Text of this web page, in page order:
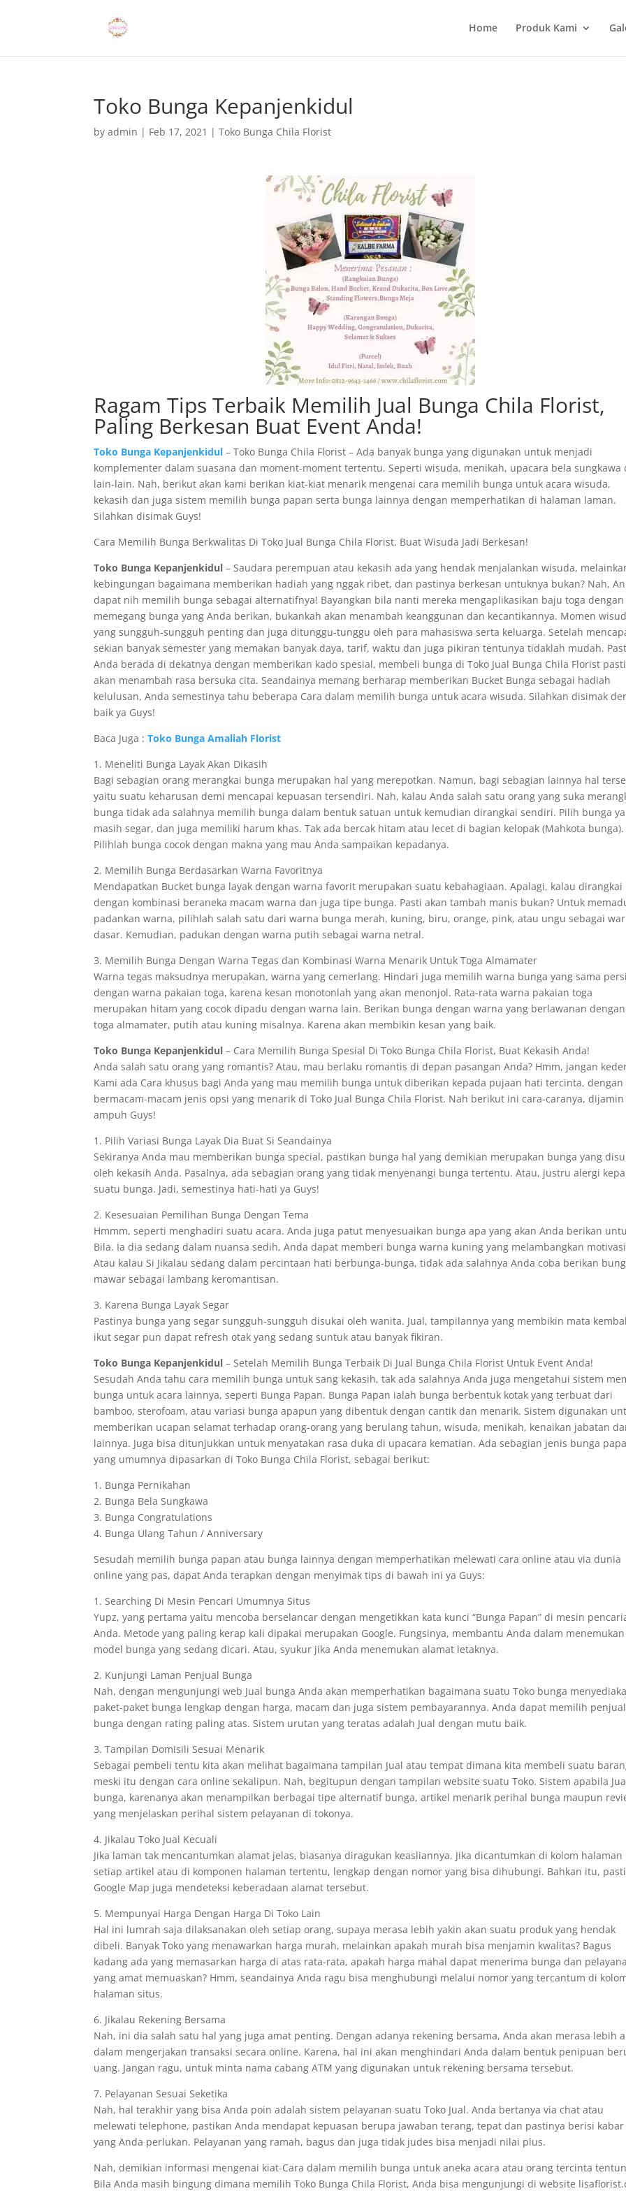
Home Produk Kami
Toko Bunga Kepanjenkidul
byadmin | Feb 17, 2021 |Toko Bunga Chila Florist
Ragam Tips Terbaik Memilih Jual Bunga Chila Florist,
Paling Berkesan Buat Event Anda!
Toko Bunga Kepanjenkidul – Toko Bunga Chila Florist – Ada banyak bunga yang digunakan untuk menjadi
komplementer dalam suasana dan moment-moment tertentu. Seperti wisuda, menikah, upacara bela sungkawa
lain-lain. Nah, berikut akan kami berikan kiat-kiat menarik mengenai cara memilih bunga untuk acara wisuda,
kekasih dan juga sistem memilih bunga papan serta bunga lainnya dengan memperhatikan di halaman laman.
Silahkan disimak Guys!
Cara Memilih Bunga Berkwalitas Di Toko Jual Bunga Chila Florist, Buat Wisuda Jadi Berkesan!
Toko Bunga Kepanjenkidul – Saudara perempuan atau kekasih ada yang hendak menjalankan wisuda,
kebingungan bagaimana memberikan hadiah yang nggak ribet, dan pastinya berkesan untuknya bukan? Nah,
dapat nih memilih bunga sebagai alternatifnya! Bayangkan bila nanti mereka mengaplikasikan baju toga dengan
memegang bunga yang Anda berikan, bukankah akan menambah keanggunan dan kecantikannya. Momen
yang sungguh-sungguh penting dan juga ditunggu-tunggu oleh para mahasiswa serta keluarga. Setelah
sekian banyak semester yang memakan banyak daya, tarif, waktu dan juga pikiran tentunya tidaklah mudah.
Anda berada di dekatnya dengan memberikan kado spesial, membeli bunga di Toko Jual Bunga Chila Florist
akan menambah rasa bersuka cita. Seandainya memang berharap memberikan Bucket Bunga sebagai hadiah
kelulusan, Anda semestinya tahu beberapa Cara dalam memilih bunga untuk acara wisuda. Silahkan disimak
baik ya Guys!
Baca Juga :Toko Bunga Amaliah Florist
1. Meneliti Bunga Layak Akan Dikasih
Bagi sebagian orang merangkai bunga merupakan hal yang merepotkan. Namun, bagi sebagian lainnya hal
yaitu suatu keharusan demi mencapai kepuasan tersendiri. Nah, kalau Anda salah satu orang yang suka
bunga tidak ada salahnya memilih bunga dalam bentuk satuan untuk kemudian dirangkai sendiri. Pilih bunga
masih segar, dan juga memiliki harum khas. Tak ada bercak hitam atau lecet di bagian kelopak (Mahkota bunga).
Pilihlah bunga cocok dengan makna yang mau Anda sampaikan kepadanya.
2. Memilih Bunga Berdasarkan Warna Favoritnya
Mendapatkan Bucket bunga layak dengan warna favorit merupakan suatu kebahagiaan. Apalagi, kalau dirangkai
dengan kombinasi beraneka macam warna dan juga tipe bunga. Pasti akan tambah manis bukan? Untuk
padankan warna, pilihlah salah satu dari warna bunga merah, kuning, biru, orange, pink, atau ungu sebagai
dasar. Kemudian, padukan dengan warna putih sebagai warna netral.
3. Memilih Bunga Dengan Warna Tegas dan Kombinasi Warna Menarik Untuk Toga Almamater
Warna tegas maksudnya merupakan, warna yang cemerlang. Hindari juga memilih warna bunga yang sama
dengan warna pakaian toga, karena kesan monotonlah yang akan menonjol. Rata-rata warna pakaian toga
merupakan hitam yang cocok dipadu dengan warna lain. Berikan bunga dengan warna yang berlawanan dengan
toga almamater, putih atau kuning misalnya. Karena akan membikin kesan yang baik.
Toko Bunga Kepanjenkidul – Cara Memilih Bunga Spesial Di Toko Bunga Chila Florist, Buat Kekasih Anda!
Anda salah satu orang yang romantis? Atau, mau berlaku romantis di depan pasangan Anda? Hmm, jangan
Kami ada Cara khusus bagi Anda yang mau memilih bunga untuk diberikan kepada pujaan hati tercinta, dengan
bermacam-macam jenis opsi yang menarik di Toko Jual Bunga Chila Florist. Nah berikut ini cara-caranya, dijamin
ampuh Guys!
1. Pilih Variasi Bunga Layak Dia Buat Si Seandainya
Sekiranya Anda mau memberikan bunga special, pastikan bunga hal yang demikian merupakan bunga yang
oleh kekasih Anda. Pasalnya, ada sebagian orang yang tidak menyenangi bunga tertentu. Atau, justru alergi
suatu bunga. Jadi, semestinya hati-hati ya Guys!
2. Kesesuaian Pemilihan Bunga Dengan Tema
Hmmm, seperti menghadiri suatu acara. Anda juga patut menyesuaikan bunga apa yang akan Anda berikan
Bila. Ia dia sedang dalam nuansa sedih, Anda dapat memberi bunga warna kuning yang melambangkan
Atau kalau Si Jikalau sedang dalam percintaan hati berbunga-bunga, tidak ada salahnya Anda coba berikan
mawar sebagai lambang keromantisan.
3. Karena Bunga Layak Segar
Pastinya bunga yang segar sungguh-sungguh disukai oleh wanita. Jual, tampilannya yang membikin mata
ikut segar pun dapat refresh otak yang sedang suntuk atau banyak fikiran.
Toko Bunga Kepanjenkidul – Setelah Memilih Bunga Terbaik Di Jual Bunga Chila Florist Untuk Event Anda!
Sesudah Anda tahu cara memilih bunga untuk sang kekasih, tak ada salahnya Anda juga mengetahui sistem
bunga untuk acara lainnya, seperti Bunga Papan. Bunga Papan ialah bunga berbentuk kotak yang terbuat dari
bamboo, sterofoam, atau variasi bunga apapun yang dibentuk dengan cantik dan menarik. Sistem digunakan
memberikan ucapan selamat terhadap orang-orang yang berulang tahun, wisuda, menikah, kenaikan jabatan
lainnya. Juga bisa ditunjukkan untuk menyatakan rasa duka di upacara kematian. Ada sebagian jenis bunga
yang umumnya dipasarkan di Toko Bunga Chila Florist, sebagai berikut:
1. Bunga Pernikahan
2. Bunga Bela Sungkawa
3. Bunga Congratulations
4. Bunga Ulang Tahun / Anniversary
Sesudah memilih bunga papan atau bunga lainnya dengan memperhatikan melewati cara online atau via dunia
online yang pas, dapat Anda terapkan dengan menyimak tips di bawah ini ya Guys:
1. Searching Di Mesin Pencari Umumnya Situs
Yupz, yang pertama yaitu mencoba berselancar dengan mengetikkan kata kunci “Bunga Papan” di mesin
Anda. Metode yang paling kerap kali dipakai merupakan Google. Fungsinya, membantu Anda dalam menemukan
model bunga yang sedang dicari. Atau, syukur jika Anda menemukan alamat letaknya.
2. Kunjungi Laman Penjual Bunga
Nah, dengan mengunjungi web Jual bunga Anda akan memperhatikan bagaimana suatu Toko bunga
paket-paket bunga lengkap dengan harga, macam dan juga sistem pembayarannya. Anda dapat memilih penjual
bunga dengan rating paling atas. Sistem urutan yang teratas adalah Jual dengan mutu baik.
3. Tampilan Domisili Sesuai Menarik
Sebagai pembeli tentu kita akan melihat bagaimana tampilan Jual atau tempat dimana kita membeli suatu
meski itu dengan cara online sekalipun. Nah, begitupun dengan tampilan website suatu Toko. Sistem apabila
bunga, karenanya akan menampilkan berbagai tipe alternatif bunga, artikel menarik perihal bunga maupun
yang menjelaskan perihal sistem pelayanan di tokonya.
4. Jikalau Toko Jual Kecuali
Jika laman tak mencantumkan alamat jelas, biasanya diragukan keasliannya. Jika dicantumkan di kolom halaman
setiap artikel atau di komponen halaman tertentu, lengkap dengan nomor yang bisa dihubungi. Bahkan itu,
Google Map juga mendeteksi keberadaan alamat tersebut.
5. Mempunyai Harga Dengan Harga Di Toko Lain
Hal ini lumrah saja dilaksanakan oleh setiap orang, supaya merasa lebih yakin akan suatu produk yang hendak
dibeli. Banyak Toko yang menawarkan harga murah, melainkan apakah murah bisa menjamin kwalitas? Bagus
kadang ada yang memasarkan harga di atas rata-rata, apakah harga mahal dapat menerima bunga dan
yang amat memuaskan? Hmm, seandainya Anda ragu bisa menghubungi melalui nomor yang tercantum di
halaman situs.
6. Jikalau Rekening Bersama
Nah, ini dia salah satu hal yang juga amat penting. Dengan adanya rekening bersama, Anda akan merasa lebih
dalam mengerjakan transaksi secara online. Karena, hal ini akan menghindari Anda dalam bentuk penipuan
uang. Jangan ragu, untuk minta nama cabang ATM yang digunakan untuk rekening bersama tersebut.
7. Pelayanan Sesuai Seketika
Nah, hal terakhir yang bisa Anda poin adalah sistem pelayanan suatu Toko Jual. Anda bertanya via chat atau
melewati telephone, pastikan Anda mendapat kepuasan berupa jawaban terang, tepat dan pastinya berisi kabar
yang Anda perlukan. Pelayanan yang ramah, bagus dan juga tidak judes bisa menjadi nilai plus.
Nah, demikian informasi mengenai kiat-Cara dalam memilih bunga untuk aneka acara atau orang tercinta
Bila Anda masih bingung dimana memilih Toko Bunga Chila Florist, Anda bisa mengunjungi di website